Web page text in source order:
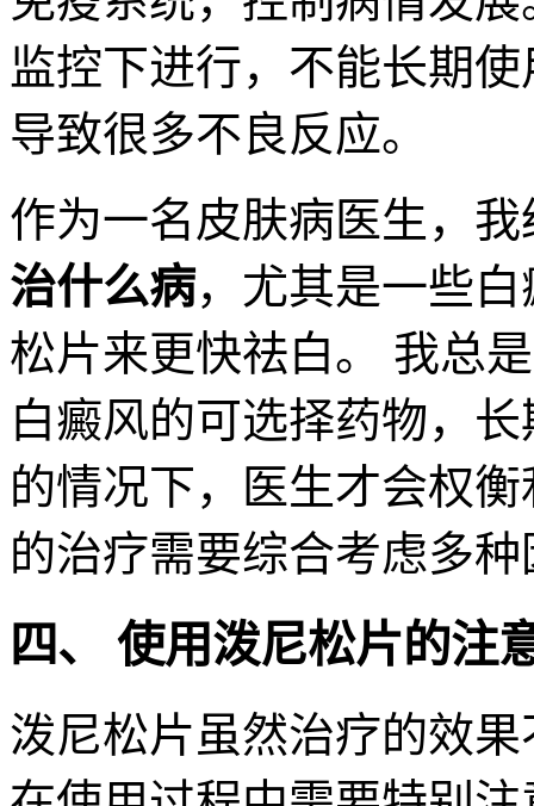
监控下进行，不能长期
导致很多不良反应。
作为一名皮肤病医生，
治什么病，尤其是一些
松片来更快祛白。 我总
白癜风的可选择药物，
的情况下，医生才会权
的治疗需要综合考虑多
四、 使用泼尼松片的注
泼尼松片虽然治疗的效